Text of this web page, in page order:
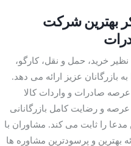
بهترین شرکت
خرید، حمل و نقل، کارگو،
بازرگانان عزیز ارائه می دهد.
صادرات و واردات کالا
و رضایت کامل بازرگانانی
را ثابت می کند. مشاوران با
و پرسودترین مشاوره ها